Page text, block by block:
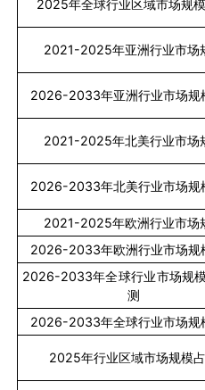
2025年全球行业区域市场规
2021-2025年亚洲行业市场
2026-2033年亚洲行业市场规
2021-2025年北美行业市场
2026-2033年北美行业市场规
2021-2025年欧洲行业市场
2026-2033年欧洲行业市场规
2026-2033年全球行业市场规
测
2026-2033年全球行业市场规
2025年行业区域市场规模